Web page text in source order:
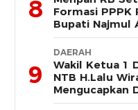
8
Formasi PPPK
Bupati Najmul
Non ASN
Dokumen
9
DAERAH
Wakil Ketua 1
NTB H.Lalu
Mengucapkan
80 Lombok